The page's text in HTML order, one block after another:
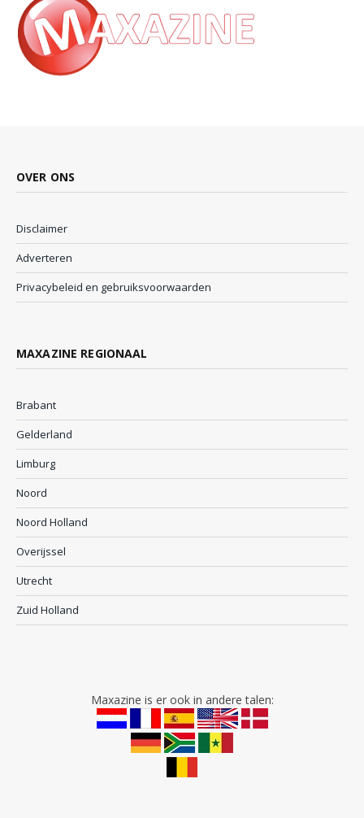
OVER ONS
Disclaimer
Adverteren
Privacybeleid en gebruiksvoorwaarden
MAXAZINE REGIONAAL
Brabant
Gelderland
Limburg
Noord
Noord Holland
Overijssel
Utrecht
Zuid Holland
Maxazine is er ook in andere talen: